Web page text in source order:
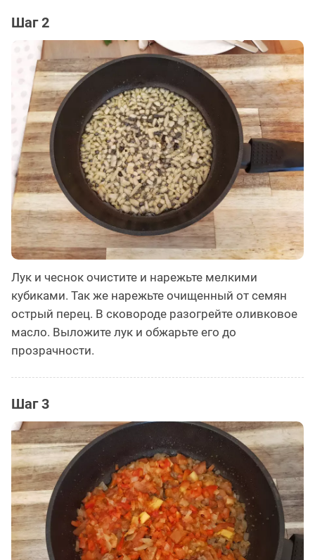
Шаг 2
Лук и чеснок очистите и нарежьте мелкими
кубиками. Так же нарежьте очищенный от семян
острый перец. В сковороде разогрейте оливковое
масло. Выложите лук и обжарьте его до
прозрачности.
Шаг 3